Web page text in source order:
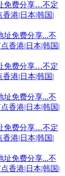
免费分享…不定
港|日本|韩国|
免费分享…不定
港|日本|韩国|
免费分享…不定
港|日本|韩国|